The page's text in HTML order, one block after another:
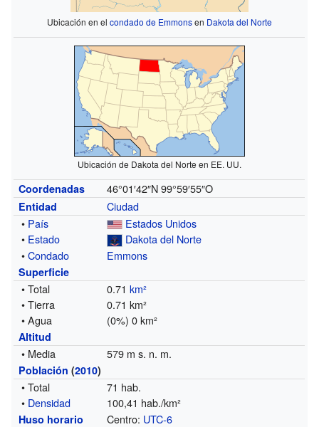
Ubicación en el condado de Emmonsen Dakota del Norte
Ubicación de Dakota del Norte en EE. UU.
Coordenadas 46°01′42″N 99°59′55″O
Entidad
Ciudad
• País
Estados Unidos
• Estado
Dakota del Norte
•Condado Emmons
Superficie
• Total 0.71km²
• Tierra
0.71 km²
• Agua
(0%) 0 km²
Altitud
• Media 579 m s. n. m.
Población (2010)
• Total
71 hab.
• Densidad 100,41 hab./km²
Huso horario Centro: UTC-6